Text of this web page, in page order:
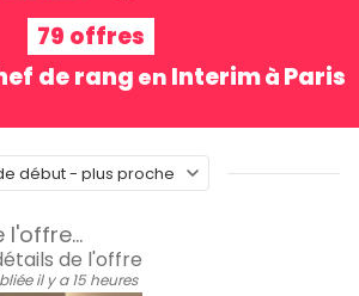
79 offres
de rang en Interimà Paris
de l'offre
il y a 15 heures